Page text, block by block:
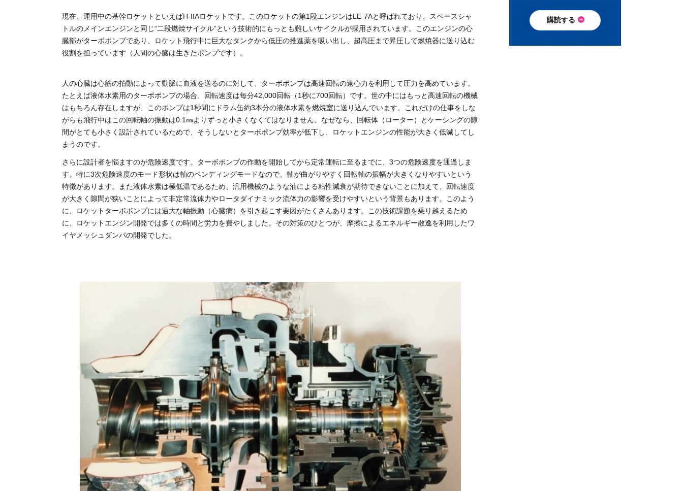
現在、運用中の基幹ロケットといえばH-IIAロケットです。このロケットの第1段エンジンはLE-7Aと呼ばれており、スペースシャ
トルのメインエンジンと同じ“二段燃焼サイクル”という技術的にもっとも難しいサイクルが採用されています。このエンジンの心
臓部がターボポンプであり、ロケット飛行中に巨大なタンクから低圧の推進薬を吸い出し、超高圧まで昇圧して燃焼器に送り込む
役割を担っています（人間の心臓は生きたポンプです）。
人の心臓は心筋の拍動によって動脈に血液を送るのに対して、ターボポンプは高速回転の遠心力を利用して圧力を高めています。
たとえば液体水素用のターボポンプの場合、回転速度は毎分42,000回転（1秒に700回転）です。世の中にはもっと高速回転の機械
はもちろん存在しますが、このポンプは1秒間にドラム缶約3本分の液体水素を燃焼室に送り込んでいます。これだけの仕事をしな
がらも飛行中はこの回転軸の振動は0.1㎜よりずっと小さくなくてはなりません。なぜなら、回転体（ローター）とケーシングの隙
間がとても小さく設計されているためで、そうしないとターボポンプ効率が低下し、ロケットエンジンの性能が大きく低減してし
まうのです。
さらに設計者を悩ますのが危険速度です。ターボポンプの作動を開始してから定常運転に至るまでに、3つの危険速度を通過しま
す。特に3次危険速度のモード形状は軸のベンディングモードなので、軸が曲がりやすく回転軸の振幅が大きくなりやすいという
特徴があります。また液体水素は極低温であるため、汎用機械のような油による粘性減衰が期待できないことに加えて、回転速度
が大きく隙間が狭いことによって非定常流体力やロータダイナミック流体力の影響を受けやすいという背景もあります。このよう
に、ロケットターボポンプには過大な軸振動（心臓病）を引き起こす要因がたくさんあります。この技術課題を乗り越えるため
に、ロケットエンジン開発では多くの時間と労力を費やしました。その対策のひとつが、摩擦によるエネルギー散逸を利用したワ
イヤメッシュダンパの開発でした。
購読する